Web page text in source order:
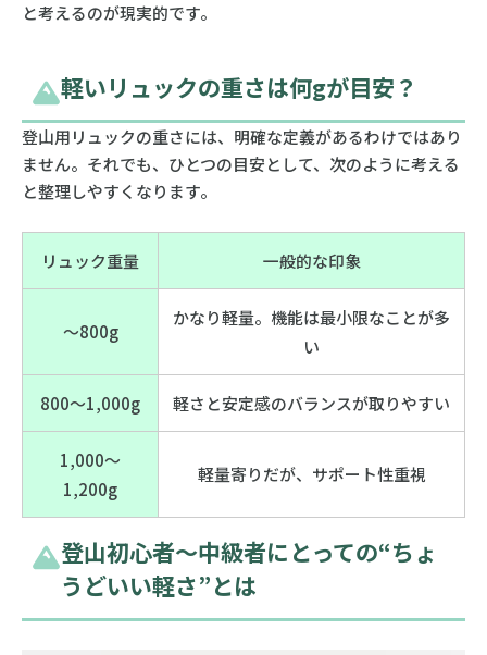
と考えるのが現実的です。
軽いリュックの重さは何gが目安？
登山用リュックの重さには、明確な定義があるわけではあり
ません。それでも、ひとつの目安として、次のように考える
と整理しやすくなります。
リュック重量 一般的な印象
〜800g
かなり軽量。機能は最小限なことが多
い
800〜1,000g 軽さと安定感のバランスが取りやすい
1,000〜
1,200g
軽量寄りだが、サポート性重視
登山初心者〜中級者にとっての“ちょ
うどいい軽さ”とは